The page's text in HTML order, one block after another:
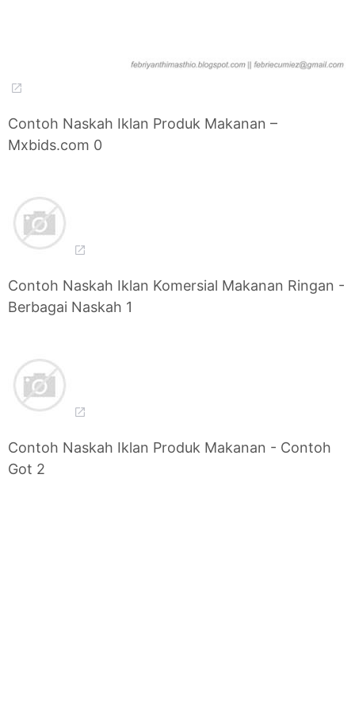
Contoh Naskah Iklan Produk Makanan –
Mxbids.com 0
Contoh Naskah Iklan Komersial Makanan Ringan -
Berbagai Naskah 1
Contoh Naskah Iklan Produk Makanan - Contoh
Got 2